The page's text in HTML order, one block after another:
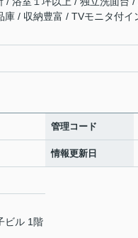
/ 収納豊富 / TVモニタ付
管理コード
情報更新日
ビル 1階